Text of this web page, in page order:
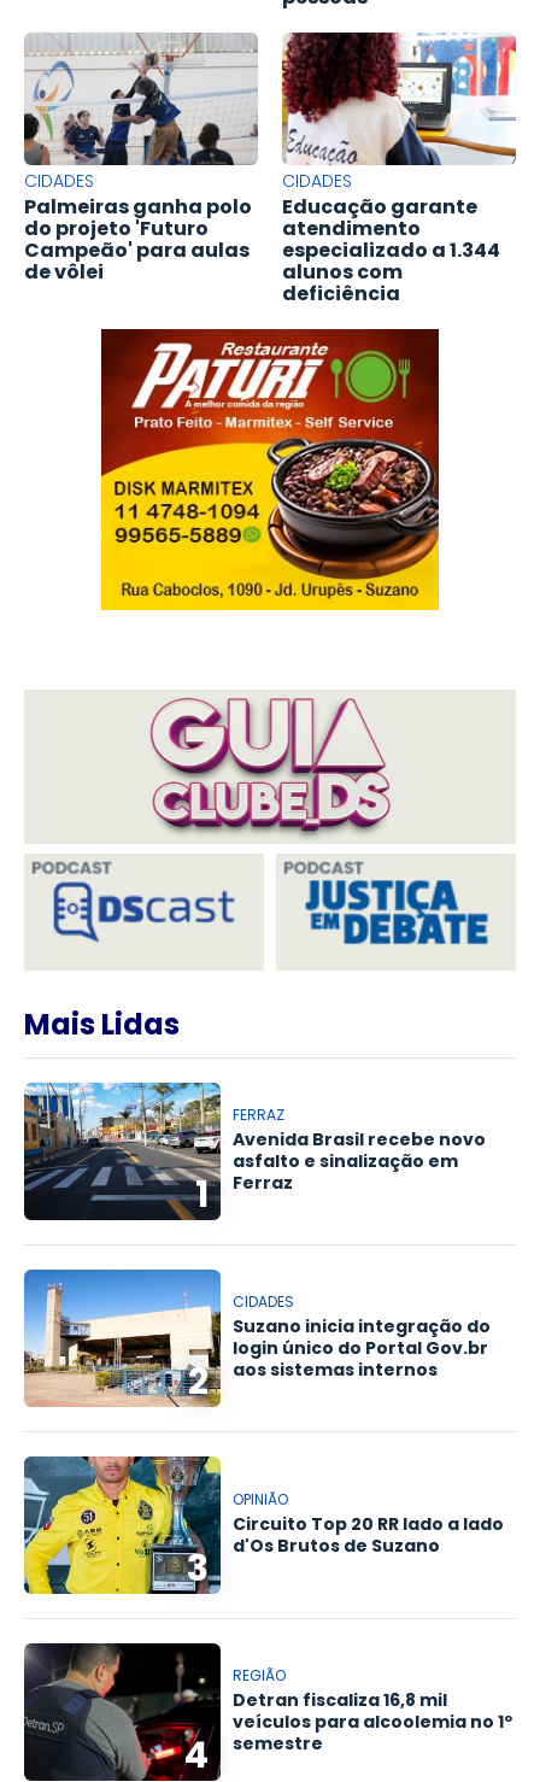
CIDADES
Palmeiras ganha polo
do projeto 'Futuro
Campeão' para aulas
de vôlei
CIDADES
Educação garante
atendimento
especializado a 1.344
alunos com
deficiência
Mais Lidas
1
FERRAZ
Avenida Brasil recebe novo
asfalto e sinalização em
Ferraz
2
CIDADES
Suzano inicia integração do
login único do Portal Gov.br
aos sistemas internos
3
OPINIÃO
Circuito Top 20 RR lado a lado
d'Os Brutos de Suzano
4
REGIÃO
Detran fiscaliza 16,8 mil
veículos para alcoolemia no 1º
semestre